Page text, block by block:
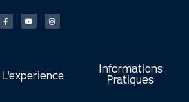
L'experience Informations
Pratiques